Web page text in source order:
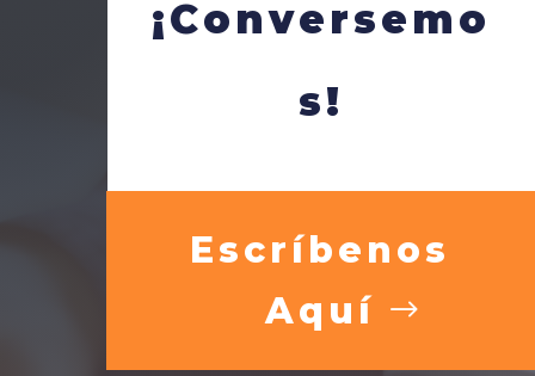
¡Conversemo
s!
Escríbenos
Aquí